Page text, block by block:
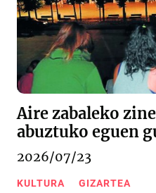
Aire zabaleko
abuztuko eguen
2026/07/23
KULTURA GIZARTEA